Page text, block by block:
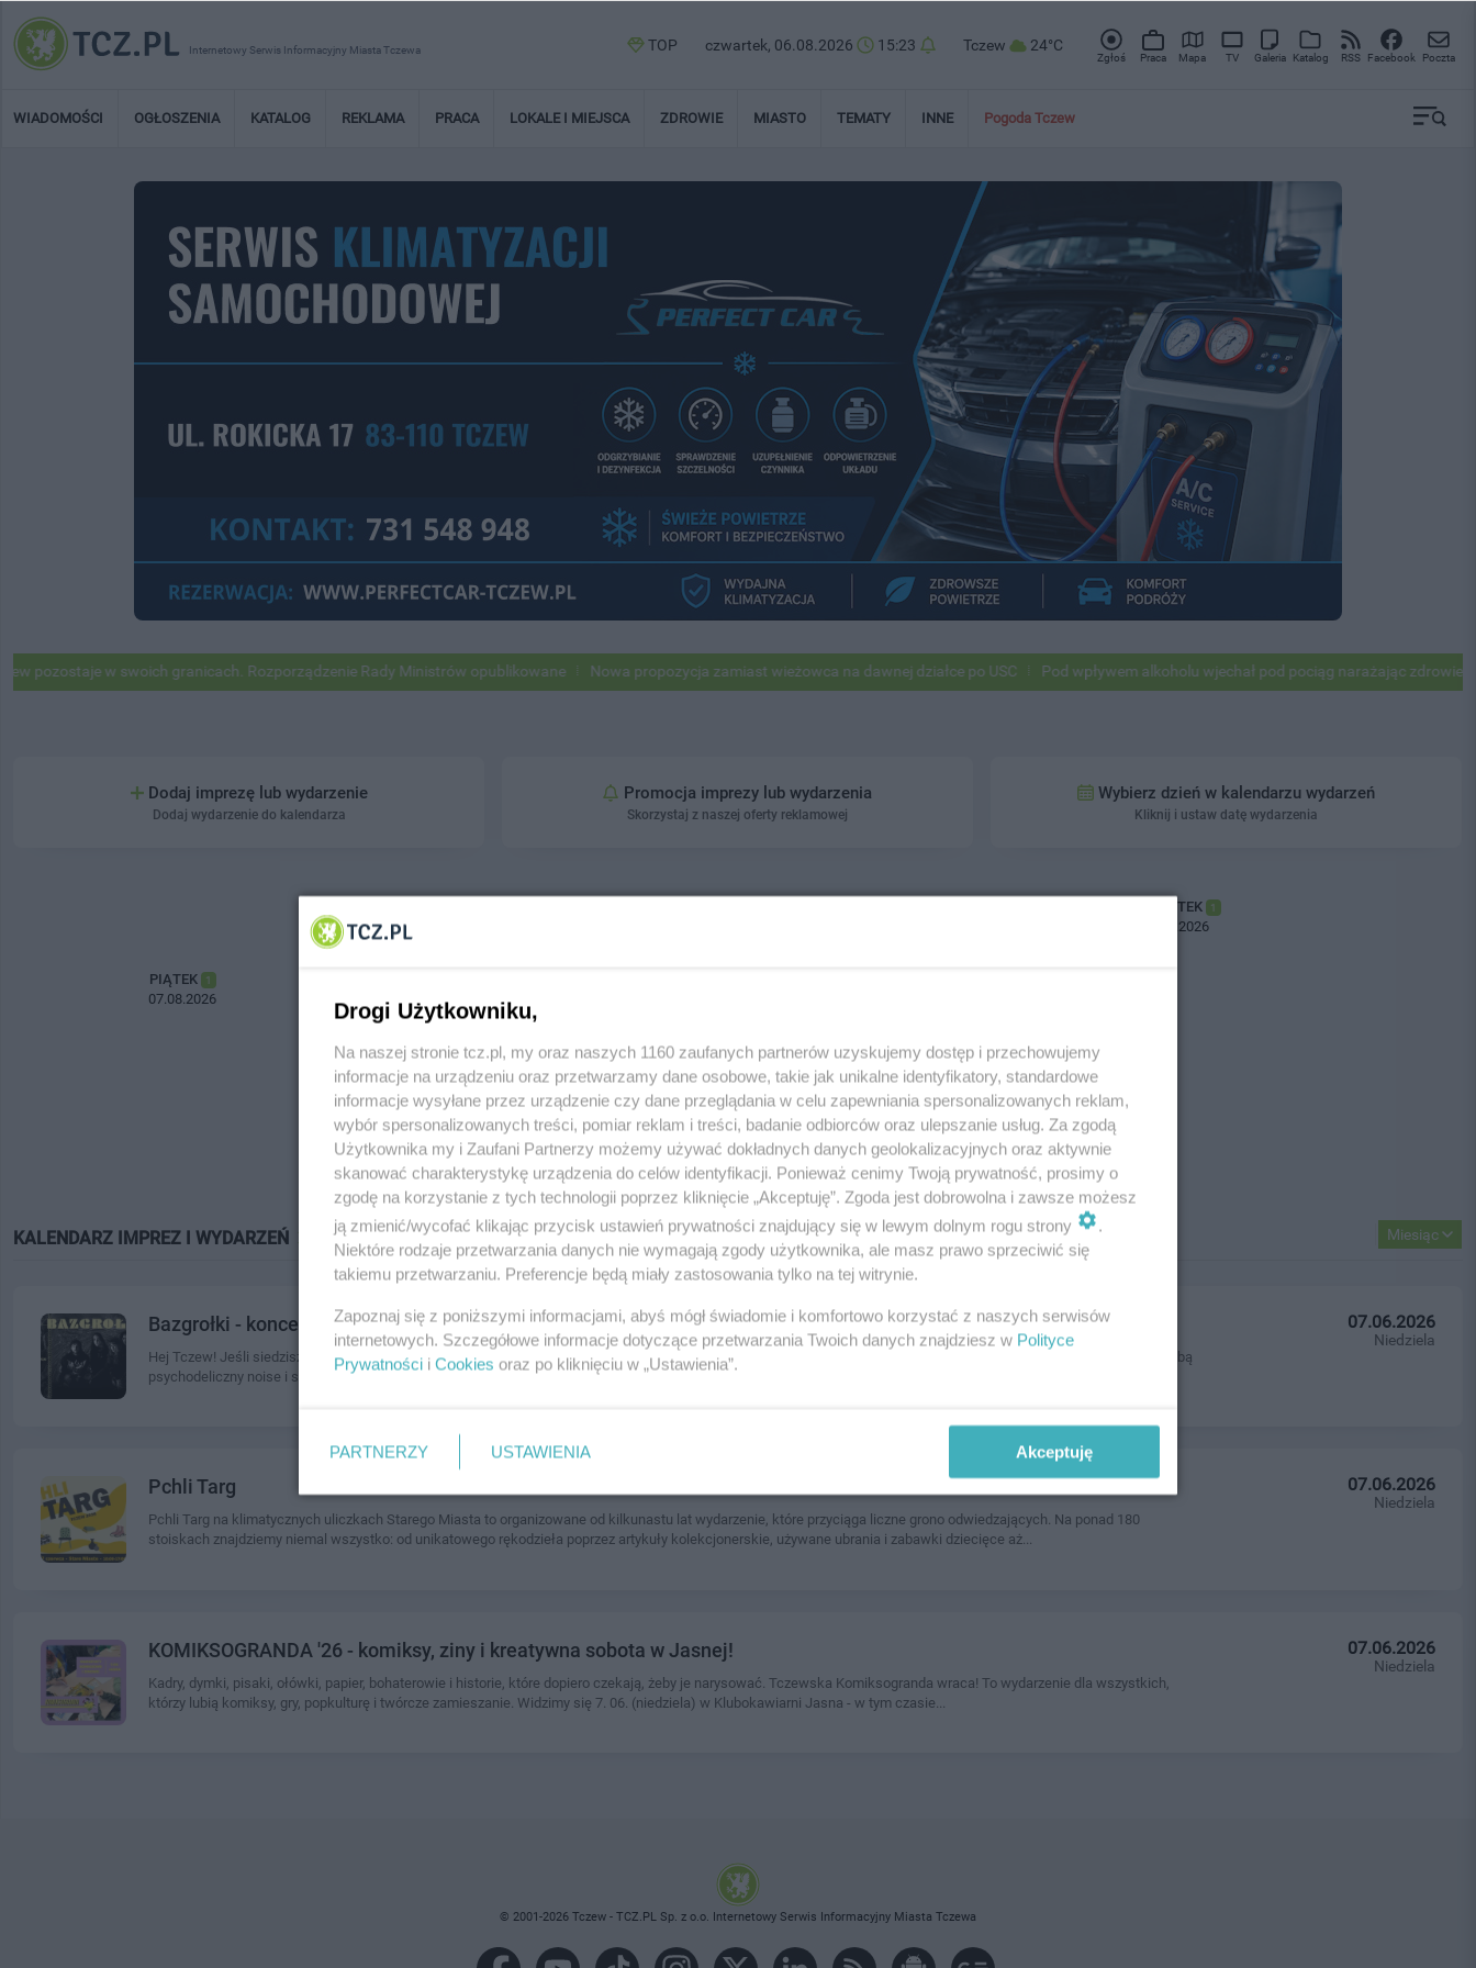
Internetowy Serwis Informacyjny Miasta Tczewa TOP czwartek, 06.08.2026 15:23 Tczew 24°C
Zgłoś Praca Mapa TV Galeria Katalog RSS Facebook Poczta
WIADOMOŚCI OGŁOSZENIA KATALOG REKLAMA PRACA LOKALE I MIEJSCA ZDROWIE MIASTO TEMATY INNE Pogoda Tczew
w swoich granicach. Rozporządzenie Rady Ministrów opublikowane Nowa propozycja zamiast wieżowca na dawnej działce po USC Pod wpływem alkoholu wjechał pod pociąg narażając zdrowie i
Dodaj imprezę lub wydarzenie
Dodaj wydarzenie do kalendarza
Promocja imprezy lub wydarzenia
Skorzystaj z naszej oferty reklamowej
Wybierz dzień w kalendarzu wydarzeń
Kliknij i ustaw datę wydarzenia
CZWARTEK 1
06.08.2026
PIĄTEK 1
07.08.2026
Znajdź wydarzenie
SZUKAJ
Miesiąc
KALENDARZ IMPREZ I WYDARZEŃ 07.06.2026
Bazgrołki - koncert [KONCERT PRZEŁOŻONY]
Hej Tczew! Jeśli siedzisz w domu i mówisz "nie ma co robić", to wbijaj do Klubu Muzycznego CKiS. Na scenie Bazgrołki, trójmiejski projekt audiowizualny łączący ze sobą
psychodeliczny noise i shoegaze w eksperymentalnym wydaniu.
07.06.2026
Niedziela
Pchli Targ
Pchli Targ na klimatycznych uliczkach Starego Miasta to organizowane od kilkunastu lat wydarzenie, które przyciąga liczne grono odwiedzających. Na ponad 180
stoiskach znajdziemy niemal wszystko: od unikatowego rękodzieła poprzez artykuły kolekcjonerskie, używane ubrania i zabawki dziecięce aż...
07.06.2026
Niedziela
KOMIKSOGRANDA '26 - komiksy, ziny i kreatywna sobota w Jasnej!
Kadry, dymki, pisaki, ołówki, papier, bohaterowie i historie, które dopiero czekają, żeby je narysować. Tczewska Komiksogranda wraca! To wydarzenie dla wszystkich,
którzy lubią komiksy, gry, popkulturę i twórcze zamieszanie. Widzimy się 7. 06. (niedziela) w Klubokawiarni Jasna - w tym czasie...
07.06.2026
Niedziela
© 2001-2026 Tczew - TCZ.PL Sp. z o.o. Internetowy Serwis Informacyjny Miasta Tczewa
Drogi Użytkowniku,
Na naszej stronie tcz.pl, my oraz naszych 1160 zaufanych partnerów uzyskujemy dostęp i przechowujemy
informacje na urządzeniu oraz przetwarzamy dane osobowe, takie jak unikalne identyfikatory, standardowe
informacje wysyłane przez urządzenie czy dane przeglądania w celu zapewniania spersonalizowanych reklam,
wybór spersonalizowanych treści, pomiar reklam i treści, badanie odbiorców oraz ulepszanie usług. Za zgodą
Użytkownika my i Zaufani Partnerzy możemy używać dokładnych danych geolokalizacyjnych oraz aktywnie
skanować charakterystykę urządzenia do celów identyfikacji. Ponieważ cenimy Twoją prywatność, prosimy o
zgodę na korzystanie z tych technologii poprzez kliknięcie „Akceptuję”. Zgoda jest dobrowolna i zawsze możesz
ją zmienić/wycofać klikając przycisk ustawień prywatności znajdujący się w lewym dolnym rogu strony
.
Niektóre rodzaje przetwarzania danych nie wymagają zgody użytkownika, ale masz prawo sprzeciwić się
takiemu przetwarzaniu. Preferencje będą miały zastosowania tylko na tej witrynie.
Zapoznaj się z poniższymi informacjami, abyś mógł świadomie i komfortowo korzystać z naszych serwisów
internetowych. Szczegółowe informacje dotyczące przetwarzania Twoich danych znajdziesz w Polityce
Prywatności i Cookies oraz po kliknięciu w „Ustawienia”.
PARTNERZY USTAWIENIA Akceptuję